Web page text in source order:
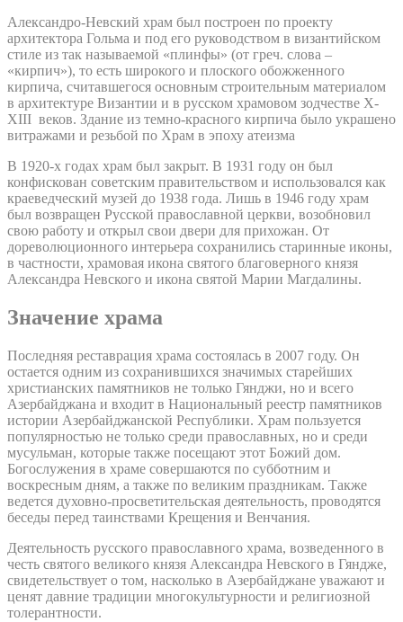
Александро-Невский храм был построен по проекту
архитектора Гольма и под его руководством в византийском
стиле из так называемой «плинфы» (от греч. слова –
«кирпич»), то есть широкого и плоского обожженного
кирпича, считавшегося основным строительным материалом
в архитектуре Византии и в русском храмовом зодчестве X-
XIII веков. Здание из темно-красного кирпича было украшено
витражами и резьбой по Храм в эпоху атеизма
В 1920-х годах храм был закрыт. В 1931 году он был
конфискован советским правительством и использовался как
краеведческий музей до 1938 года. Лишь в 1946 году храм
был возвращен Русской православной церкви, возобновил
свою работу и открыл свои двери для прихожан. От
дореволюционного интерьера сохранились старинные иконы,
в частности, храмовая икона святого благоверного князя
Александра Невского и икона святой Марии Магдалины.
Значение храма
Последняя реставрация храма состоялась в 2007 году. Он
остается одним из сохранившихся значимых старейших
христианских памятников не только Гянджи, но и всего
Азербайджана и входит в Национальный реестр памятников
истории Азербайджанской Республики. Храм пользуется
популярностью не только среди православных, но и среди
мусульман, которые также посещают этот Божий дом.
Богослужения в храме совершаются по субботним и
воскресным дням, а также по великим праздникам. Также
ведется духовно-просветительская деятельность, проводятся
беседы перед таинствами Крещения и Венчания.
Деятельность русского православного храма, возведенного в
честь святого великого князя Александра Невского в Гяндже,
свидетельствует о том, насколько в Азербайджане уважают и
ценят давние традиции многокультурности и религиозной
толерантности.